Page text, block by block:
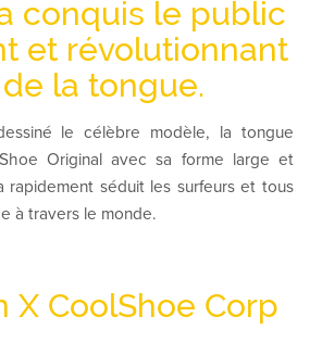
conquis le public
et révolutionnant
la tongue.
le célèbre modèle, la tongue
Original avec sa forme large et
rapidement séduit les surfeurs et tous
à travers le monde.
X CoolShoe Corp